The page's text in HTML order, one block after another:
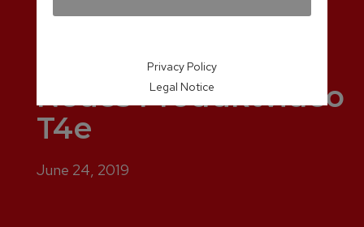
Neues Produktvideo
T4e
June 24, 2019
Privacy Policy
Legal Notice